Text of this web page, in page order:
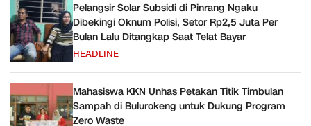
Pelangsir Solar Subsidi di Pinrang Ngaku
Dibekingi Oknum Polisi, Setor Rp2,5 Juta Per
Bulan Lalu Ditangkap Saat Telat Bayar
HEADLINE
Mahasiswa KKN Unhas Petakan Titik Timbulan
Sampah di Bulurokeng untuk Dukung Program
Zero Waste